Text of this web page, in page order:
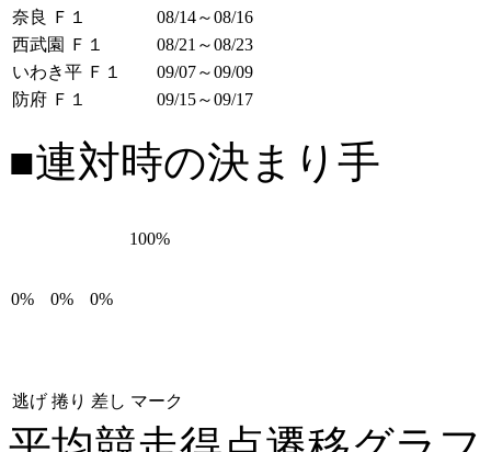
奈良 Ｆ１
08/14～08/16
西武園 Ｆ１
08/21～08/23
いわき平 Ｆ１
09/07～09/09
防府 Ｆ１
09/15～09/17
■連対時の決まり手
0% 0% 0%
100%
逃げ 捲り 差し マーク